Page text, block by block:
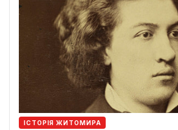
ІСТОРІЯ ЖИТОМИРА